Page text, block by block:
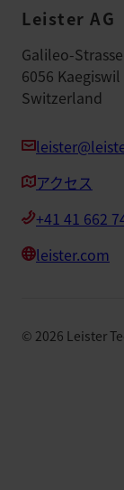
Leister AG
Galileo-
6056 Kaegiswil
Switzerland
アクセス
+41 41 662
leister.com
© 2026 Leister